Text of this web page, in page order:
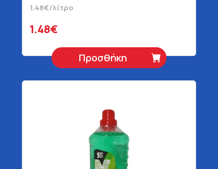
1.48€/λίτρο
1.48€
Προσθήκη